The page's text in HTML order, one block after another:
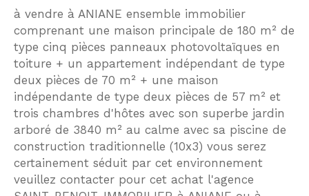
à vendre à ANIANE ensemble immobilier
comprenant une maison principale de 180 m² de
type cinq pièces panneaux photovoltaïques en
toiture + un appartement indépendant de type
deux pièces de 70 m² + une maison
indépendante de type deux pièces de 57 m² et
trois chambres d'hôtes avec son superbe jardin
arboré de 3840 m² au calme avec sa piscine de
construction traditionnelle (10x3) vous serez
certainement séduit par cet environnement
veuillez contacter pour cet achat l'agence